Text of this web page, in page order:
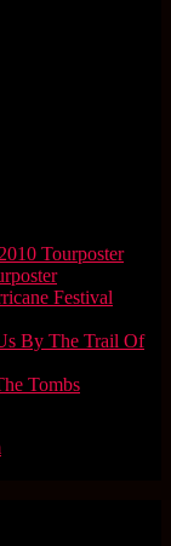
Tourposter
Festival
By The Trail Of
Tombs